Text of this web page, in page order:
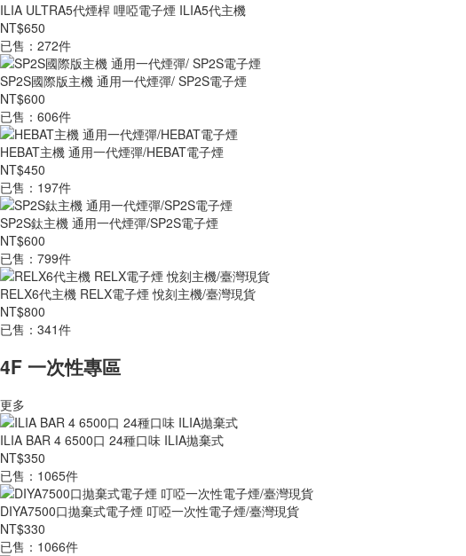
ILIA ULTRA5代煙桿 哩啞電子煙 ILIA5代主機
NT$650
已售：272件
SP2S國際版主機 通用一代煙彈/ SP2S電子煙
NT$600
已售：606件
HEBAT主機 通用一代煙彈/HEBAT電子煙
NT$450
已售：197件
SP2S鈦主機 通用一代煙彈/SP2S電子煙
NT$600
已售：799件
RELX6代主機 RELX電子煙 悅刻主機/臺灣現貨
NT$800
已售：341件
4F 一次性專區
更多
ILIA BAR 4 6500口 24種口味 ILIA拋棄式
NT$350
已售：1065件
DIYA7500口拋棄式電子煙 叮啞一次性電子煙/臺灣現貨
NT$330
已售：1066件